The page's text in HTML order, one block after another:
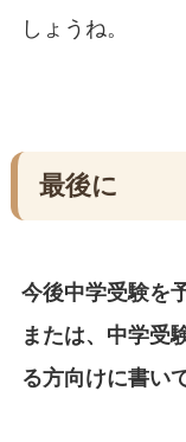
しょうね。
最後に
今後中学受験を
または、中学受
る方向けに書い